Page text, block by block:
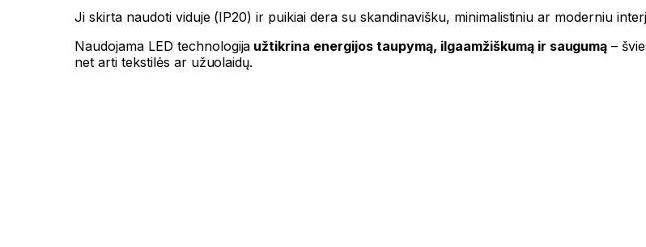
Ji skirta naudoti viduje (IP20) ir puikiai dera su skandinavišku, minimalistiniu ar moderniu
Naudojama LED technologija užtikrina energijos taupymą, ilgaamžiškumą ir saugumą –
net arti tekstilės ar užuolaidų.